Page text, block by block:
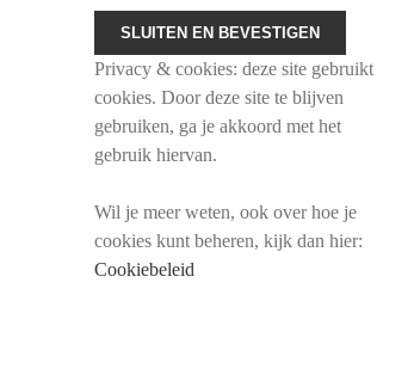
Privacy & cookies: deze site gebruikt
cookies. Door deze site te blijven
gebruiken, ga je akkoord met het
gebruik hiervan.
Wil je meer weten, ook over hoe je
cookies kunt beheren, kijk dan hier:
Cookiebeleid